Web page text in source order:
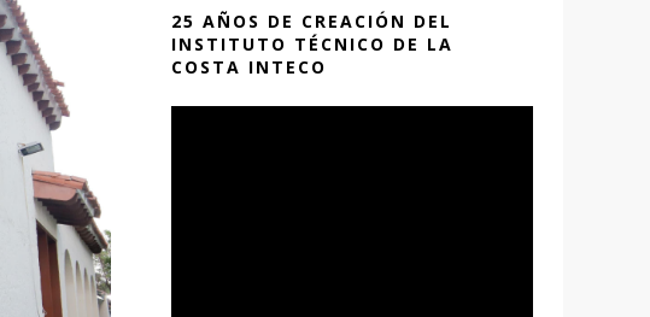
25 AÑOS DE CREACIÓN DEL
INSTITUTO TÉCNICO DE LA
COSTA INTECO